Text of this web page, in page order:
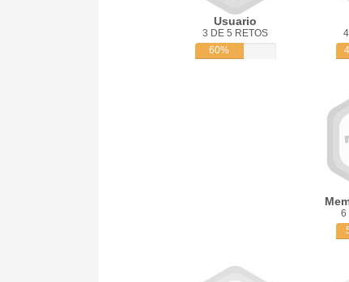
Usuario
3 DE 5 RETOS
60%
6